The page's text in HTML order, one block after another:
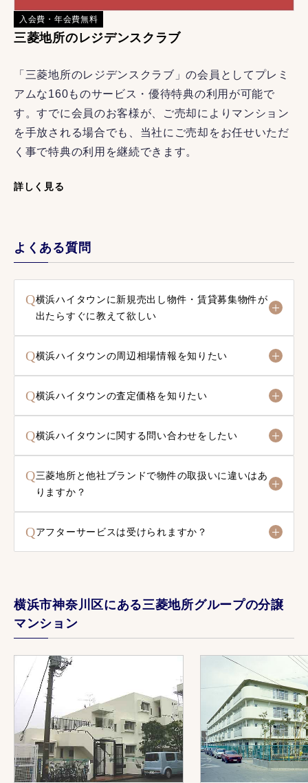
入会費・年会費無料
三菱地所のレジデンスクラブ
「三菱地所のレジデンスクラブ」の会員としてプレミ
アムな160ものサービス・優待特典の利用が可能で
す。すでに会員のお客様が、ご売却によりマンション
を手放される場合でも、当社にご売却をお任せいただ
く事で特典の利用を継続できます。
詳しく見る
よくある質問
Q横浜ハイタウンに新規売出し物件・賃貸募集物件が
出たらすぐに教えて欲しい
Q横浜ハイタウンの周辺相場情報を知りたい
Q横浜ハイタウンの査定価格を知りたい
Q横浜ハイタウンに関する問い合わせをしたい
Q三菱地所と他社ブランドで物件の取扱いに違いはあ
りますか？
Qアフターサービスは受けられますか？
横浜市神奈川区にある三菱地所グループの分譲
マンション